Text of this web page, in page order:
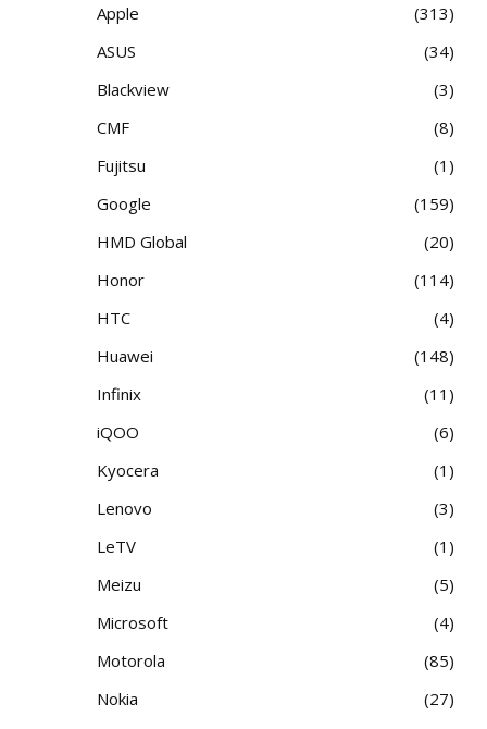
Apple
313
ASUS
34
Blackview
3
CMF
8
Fujitsu
1
Google
159
HMD Global
20
Honor
114
HTC
4
Huawei
148
Infinix
11
iQOO
6
Kyocera
1
Lenovo
3
LeTV
1
Meizu
5
Microsoft
4
Motorola
85
Nokia
27